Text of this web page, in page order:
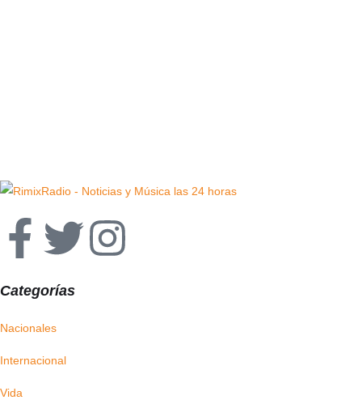
Categorías
Nacionales
Internacional
Vida